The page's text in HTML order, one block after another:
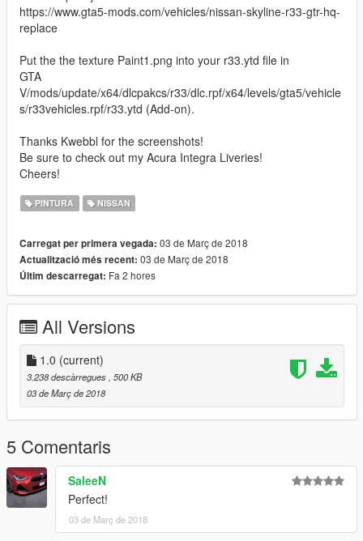
https://www.gta5-mods.com/vehicles/nissan-skyline-r33-gtr-hq-
replace
Put the the texture Paint1.png into your r33.ytd file in
GTA
V/mods/update/x64/dlcpakcs/r33/dlc.rpf/x64/levels/gta5/vehicle
s/r33vehicles.rpf/r33.ytd (Add-on).
Thanks Kwebbl for the screenshots!
Be sure to check out my Acura Integra Liveries!
Cheers!
PINTURA NISSAN
Carregat per primera vegada: 03 de Març de 2018
Actualització més recent: 03 de Març de 2018
Últim descarregat: Fa 2 hores
All Versions
1.0 (current)
3.238 descàrregues , 500 KB
03 de Març de 2018
5 Comentaris
SaleeN
Perfect!
03 de Març de 2018